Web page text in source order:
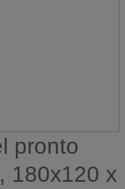
pronto
180x120 x